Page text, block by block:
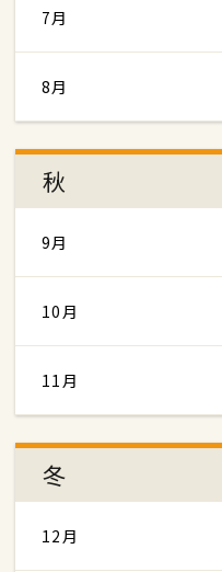
7月
8月
秋
9月
10月
11月
冬
12月